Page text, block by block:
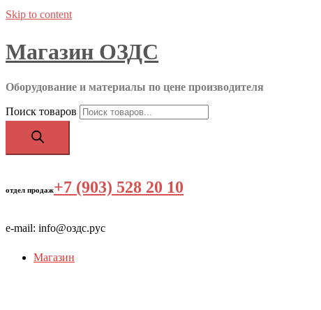
Skip to content
Магазин ОЗДС
Оборудование и материалы по цене производителя
Поиск товаров
отдел продаж+7 (903) 528 20 10
e-mail: info@оздс.рус
Магазин